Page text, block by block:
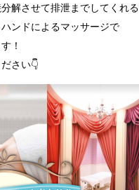
解させて排泄までしてくれる
ンドによるマッサージで
！
さい👇